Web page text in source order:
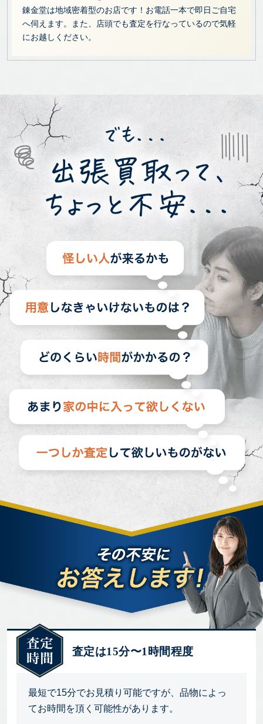
錬金堂は地域密着型のお店です！お電話一本で即日ご自宅
へ伺えます。また、店頭でも査定を行なっているので気軽
にお越しください。
査定は15分〜1時間程度
最短で15分でお見積り可能ですが、品物によっ
てお時間を頂く可能性があります。